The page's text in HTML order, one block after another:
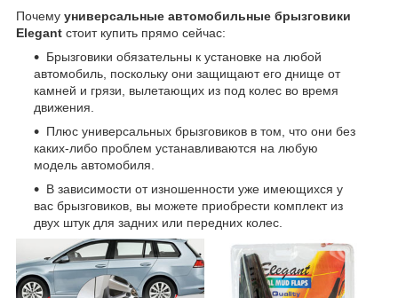
Почему универсальные автомобильные брызговики
Elegant стоит купить прямо сейчас:
Брызговики обязательны к установке на любой
автомобиль, поскольку они защищают его днище от
камней и грязи, вылетающих из под колес во время
движения.
Плюс универсальных брызговиков в том, что они без
каких-либо проблем устанавливаются на любую
модель автомобиля.
В зависимости от изношенности уже имеющихся у
вас брызговиков, вы можете приобрести комплект из
двух штук для задних или передних колес.